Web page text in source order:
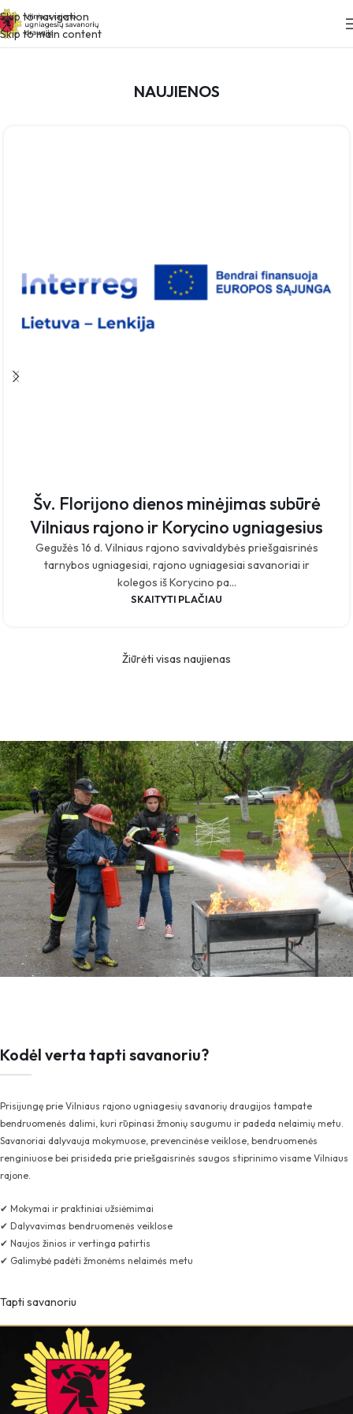
Skip to navigation
Skip to main content
NAUJIENOS
Šv. Florijono dienos minėjimas subūrė
Vilniaus rajono ir Korycino ugniagesius
Gegužės 16 d. Vilniaus rajono savivaldybės priešgaisrinės
tarnybos ugniagesiai, rajono ugniagesiai savanoriai ir
kolegos iš Korycino pa...
SKAITYTI PLAČIAU
Žiūrėti visas naujienas
Kodėl verta tapti savanoriu?
Prisijungę prie Vilniaus rajono ugniagesių savanorių draugijos tampate
bendruomenės dalimi, kuri rūpinasi žmonių saugumu ir padeda nelaimių metu.
Savanoriai dalyvauja mokymuose, prevencinėse veiklose, bendruomenės
renginiuose bei prisideda prie priešgaisrinės saugos stiprinimo visame Vilniaus
rajone.
✔ Mokymai ir praktiniai užsiėmimai
✔ Dalyvavimas bendruomenės veiklose
✔ Naujos žinios ir vertinga patirtis
✔ Galimybė padėti žmonėms nelaimės metu
Tapti savanoriu